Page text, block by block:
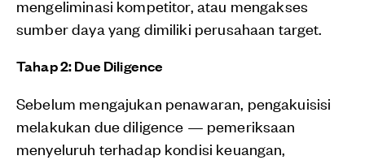
mengeliminasi kompetitor, atau mengakses
sumber daya yang dimiliki perusahaan target.
Tahap 2: Due Diligence
Sebelum mengajukan penawaran, pengakuisisi
melakukan due diligence — pemeriksaan
menyeluruh terhadap kondisi keuangan,